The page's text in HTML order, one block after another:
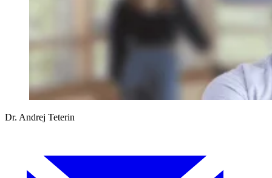
Dr. Andrej Teterin